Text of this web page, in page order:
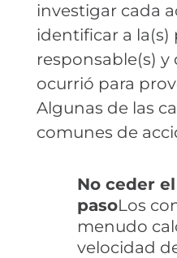
investigar cada
identificar a la(s)
responsable(s)
ocurrió para
Algunas de las
comunes de
No ceder
pasoLos
menudo
velocidad